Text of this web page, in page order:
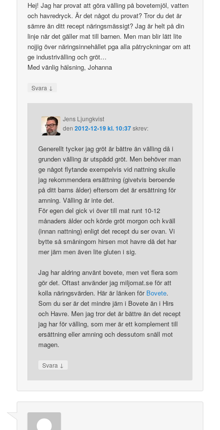
Hej! Jag har provat att göra välling på bovetemjöl, vatten
och havredryck. Är det något du provat? Tror du det är
sämre än ditt recept näringsmässigt? Jag är helt på din
linje när det gäller mat till barnen. Men man blir lätt lite
nojjig över näringsinnehållet pga alla påtryckningar om att
ge industrivälling och gröt…
Med vänlig hälsning, Johanna
Svara ↓
Jens Ljungkvist
den2012-12-19 kl. 10:37skrev:
Generellt tycker jag gröt är bättre än välling då i
grunden välling är utspädd gröt. Men behöver man
ge något flytande exempelvis vid nattning skulle
jag rekommendera ersättning (givetvis beroende
på ditt barns ålder) eftersom det är ersättning för
amning. Välling är inte det.
För egen del gick vi över till mat runt 10-12
månaders ålder och körde gröt morgon och kväll
(innan nattning) enligt det recept du ser ovan. Vi
bytte så småningom hirsen mot havre då det har
mer järn men även lite gluten i sig.
Jag har aldring använt bovete, men vet flera som
gör det. Oftast använder jag miljomat.se för att
kolla näringsvärden. Här är länken för Bovete.
Som du ser är det mindre järn i Bovete än i Hirs
och Havre. Men jag tror det är bättre än det recept
jag har för välling, som mer är ett komplement till
ersättning eller amning och dessutom snäll mot
magen.
Svara ↓